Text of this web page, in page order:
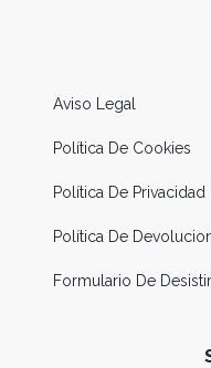
Aviso Legal
Política De Cookies
Política De Privacidad
Política De
Formulario De